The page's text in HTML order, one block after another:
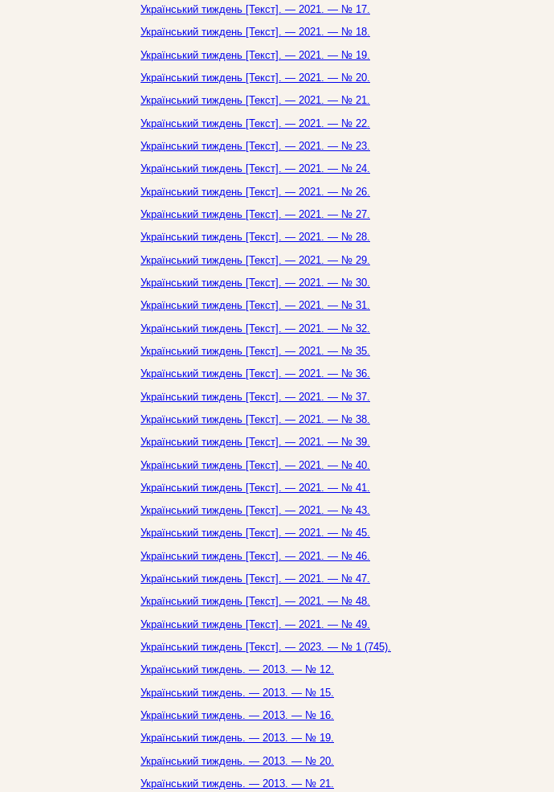
Український тиждень [Текст]. — 2021. — № 17.
Український тиждень [Текст]. — 2021. — № 18.
Український тиждень [Текст]. — 2021. — № 19.
Український тиждень [Текст]. — 2021. — № 20.
Український тиждень [Текст]. — 2021. — № 21.
Український тиждень [Текст]. — 2021. — № 22.
Український тиждень [Текст]. — 2021. — № 23.
Український тиждень [Текст]. — 2021. — № 24.
Український тиждень [Текст]. — 2021. — № 26.
Український тиждень [Текст]. — 2021. — № 27.
Український тиждень [Текст]. — 2021. — № 28.
Український тиждень [Текст]. — 2021. — № 29.
Український тиждень [Текст]. — 2021. — № 30.
Український тиждень [Текст]. — 2021. — № 31.
Український тиждень [Текст]. — 2021. — № 32.
Український тиждень [Текст]. — 2021. — № 35.
Український тиждень [Текст]. — 2021. — № 36.
Український тиждень [Текст]. — 2021. — № 37.
Український тиждень [Текст]. — 2021. — № 38.
Український тиждень [Текст]. — 2021. — № 39.
Український тиждень [Текст]. — 2021. — № 40.
Український тиждень [Текст]. — 2021. — № 41.
Український тиждень [Текст]. — 2021. — № 43.
Український тиждень [Текст]. — 2021. — № 45.
Український тиждень [Текст]. — 2021. — № 46.
Український тиждень [Текст]. — 2021. — № 47.
Український тиждень [Текст]. — 2021. — № 48.
Український тиждень [Текст]. — 2021. — № 49.
Український тиждень [Текст]. — 2023. — № 1 (745).
Український тиждень. — 2013. — № 12.
Український тиждень. — 2013. — № 15.
Український тиждень. — 2013. — № 16.
Український тиждень. — 2013. — № 19.
Український тиждень. — 2013. — № 20.
Український тиждень. — 2013. — № 21.